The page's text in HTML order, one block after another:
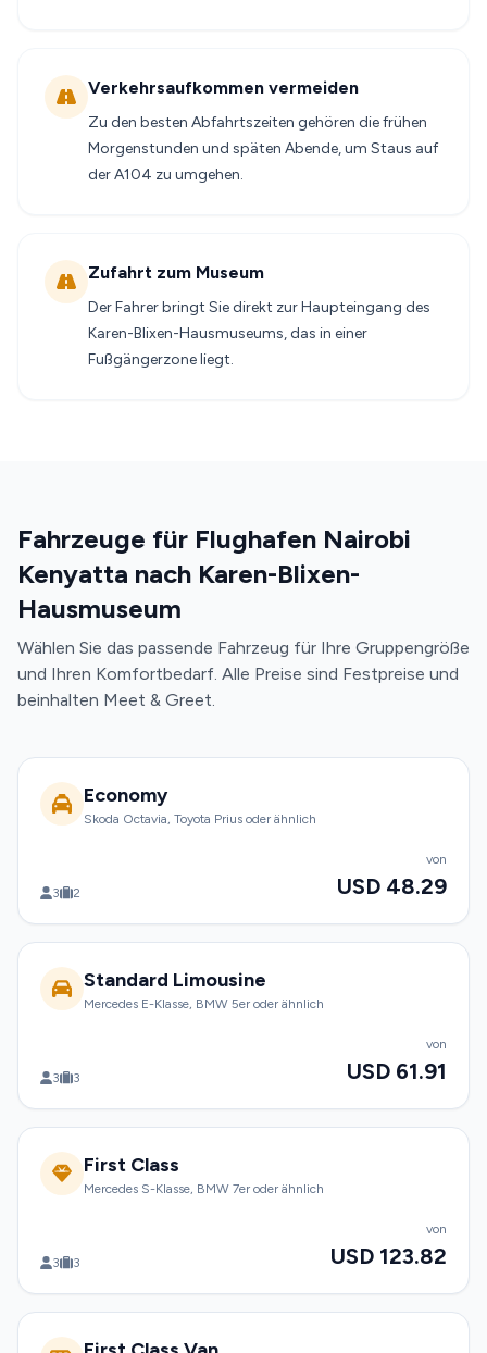
Verkehrsaufkommen vermeiden
Zu den besten Abfahrtszeiten gehören die frühen
Morgenstunden und späten Abende, um Staus auf
der A104 zu umgehen.
Zufahrt zum Museum
Der Fahrer bringt Sie direkt zur Haupteingang des
Karen-Blixen-Hausmuseums, das in einer
Fußgängerzone liegt.
Fahrzeuge für Flughafen Nairobi
Kenyatta nach Karen-Blixen-
Hausmuseum
Wählen Sie das passende Fahrzeug für Ihre Gruppengröße
und Ihren Komfortbedarf. Alle Preise sind Festpreise und
beinhalten Meet & Greet.
Economy
Skoda Octavia, Toyota Prius oder ähnlich
3 2
von
USD 48.29
Standard Limousine
Mercedes E-Klasse, BMW 5er oder ähnlich
3 3
von
USD 61.91
First Class
Mercedes S-Klasse, BMW 7er oder ähnlich
3 3
von
USD 123.82